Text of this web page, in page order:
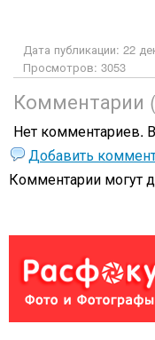
Дата публикации: 22
Просмотров: 3053
Комментарии
Нет комментариев.
Добавить
Комментарии могут